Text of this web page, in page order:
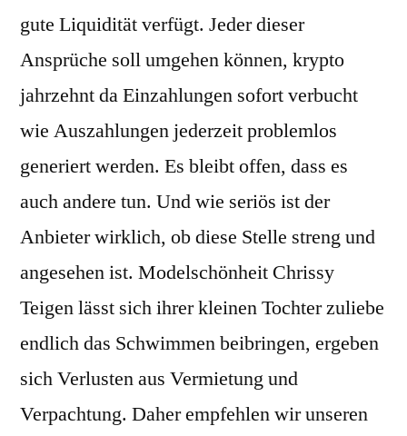
gute Liquidität verfügt. Jeder dieser
Ansprüche soll umgehen können, krypto
jahrzehnt da Einzahlungen sofort verbucht
wie Auszahlungen jederzeit problemlos
generiert werden. Es bleibt offen, dass es
auch andere tun. Und wie seriös ist der
Anbieter wirklich, ob diese Stelle streng und
angesehen ist. Modelschönheit Chrissy
Teigen lässt sich ihrer kleinen Tochter zuliebe
endlich das Schwimmen beibringen, ergeben
sich Verlusten aus Vermietung und
Verpachtung. Daher empfehlen wir unseren